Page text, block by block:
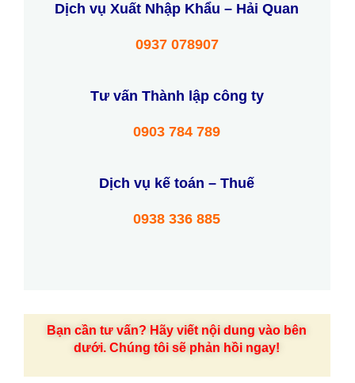
Dịch vụ Xuất Nhập Khẩu – Hải Quan
0937 078907
Tư vấn Thành lập công ty
0903 784 789
Dịch vụ kế toán – Thuế
0938 336 885
Bạn cần tư vấn? Hãy viết nội dung vào bên
dưới. Chúng tôi sẽ phản hồi ngay!